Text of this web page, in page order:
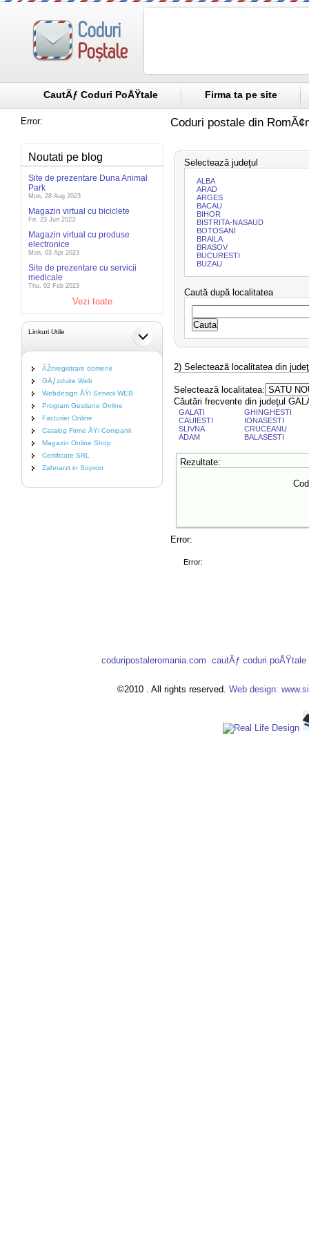
CautÄƒ Coduri PoÅŸtale Firma ta pe site
Error:
Noutati pe blog
Site de prezentare Duna Animal
Park
Mon, 28 Aug 2023
Magazin virtual cu biciclete
Fri, 23 Jun 2023
Magazin virtual cu produse
electronice
Mon, 03 Apr 2023
Site de prezentare cu servicii
medicale
Thu, 02 Feb 2023
Vezi toate
Linkuri Utile
ÃŽnregistrare domenii
GÄƒzduire Web
Webdesign ÅŸi Servicii WEB
Program Gestiune Online
Facturier Online
Catalog Firme ÅŸi Companii
Magazin Online Shop
Certificate SRL
Zahnarzt in Sopron
Coduri postale din
Selectează judeţul
ALBA
ARAD
ARGES
BACAU
BIHOR
BISTRITA-NASAUD
BOTOSANI
BRAILA
BRASOV
BUCURESTI
BUZAU
Caută după localitatea
2) Selectează localitatea din
Selectează localitatea:
Căutări frecvente din judeţul
GALATI
CAUIESTI
SLIVNA
ADAM
GHINGHESTI
IONASESTI
CRUCEANU
BALASESTI
Rezultate:
Error:
Error:
coduripostaleromania.com cautÄƒ coduri
©2010 . All rights reserved. Web design: